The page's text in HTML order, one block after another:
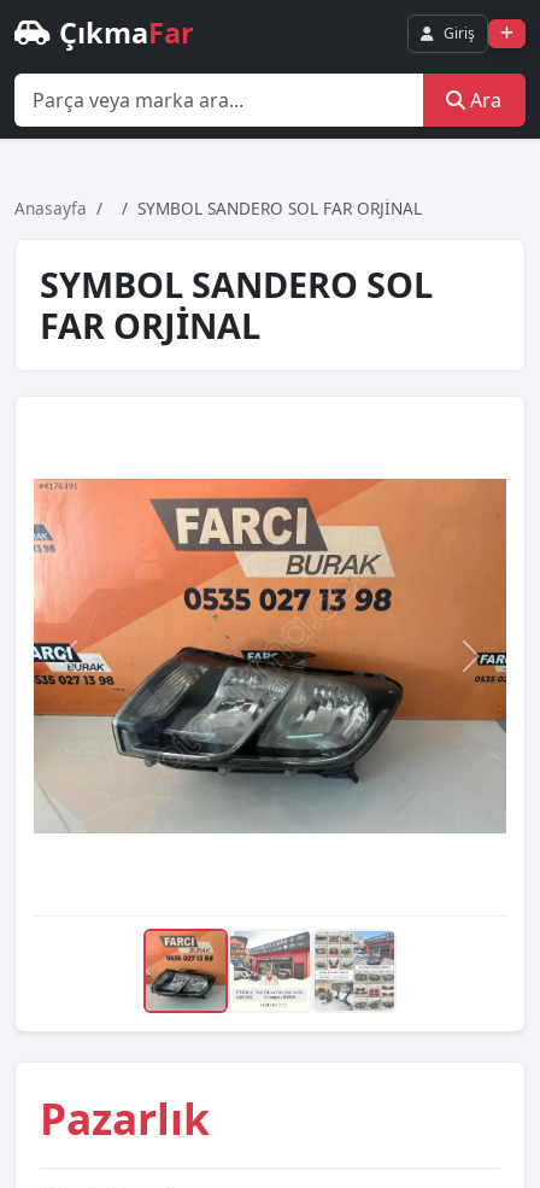
ÇıkmaFar Giriş
Ara
Anasayfa SYMBOL SANDERO SOL FAR ORJİNAL
SYMBOL SANDERO SOL
FAR ORJİNAL
Pazarlık